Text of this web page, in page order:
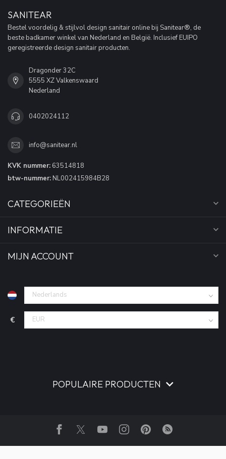
SANITEAR
Bestel voordelig & stijlvol design sanitair online bij Sanitear®, de
beste badkamer winkel van Nederland en België. Inclusief EUIPO
geregistreerde design sanitair producten.
Dragonder 32C
5555 XZ Valkenswaard
Nederland
0402024112
info@sanitear.nl
KVK nummer: 63514818
btw-nummer: NL002415984B28
CATEGORIEËN
INFORMATIE
MIJN ACCOUNT
€
POPULAIRE PRODUCTEN